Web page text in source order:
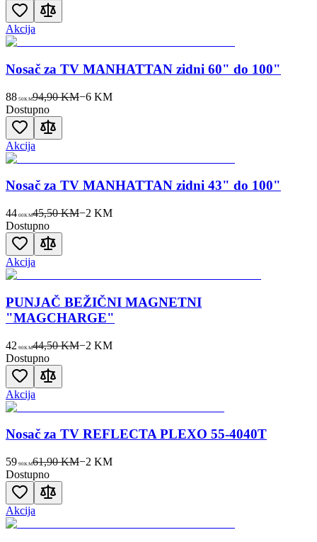
Akcija
Nosač za TV MANHATTAN zidni 60" do 100"
88 50KM94,90 KM−6KM
Dostupno
Akcija
Nosač za TV MANHATTAN zidni 43" do 100"
44 00KM45,50 KM−2 KM
Dostupno
Akcija
PUNJAČ BEŽIČNI MAGNETNI
"MAGCHARGE"
42 90KM44,50 KM−2 KM
Dostupno
Akcija
Nosač za TV REFLECTA PLEXO 55-4040T
59 90KM61,90 KM−2 KM
Dostupno
Akcija